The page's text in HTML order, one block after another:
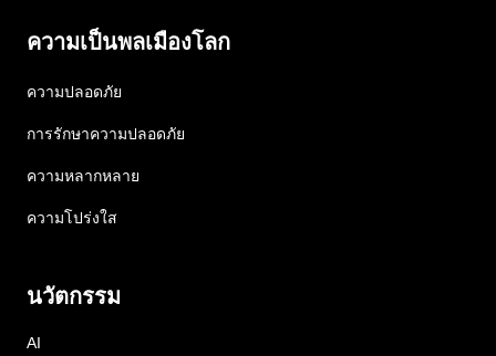
ความเป็นพลเมืองโลก
ความปลอดภัย
การรักษาความปลอดภัย
ความหลากหลาย
ความโปร่งใส
นวัตกรรม
AI